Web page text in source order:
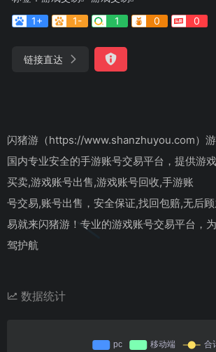
1+
1- 1 0 0
链接直达
闪猪游（https://www.shanzhuyou.com）
国内专业安全的手游账号交易平台，提供游
买卖,游戏账号出售,游戏账号回收,手游账
号交易,账号出售，安全保证,找回包赔,无后
易就来闪猪游！专业的游戏账号交易平台，
驾护航
数据统计